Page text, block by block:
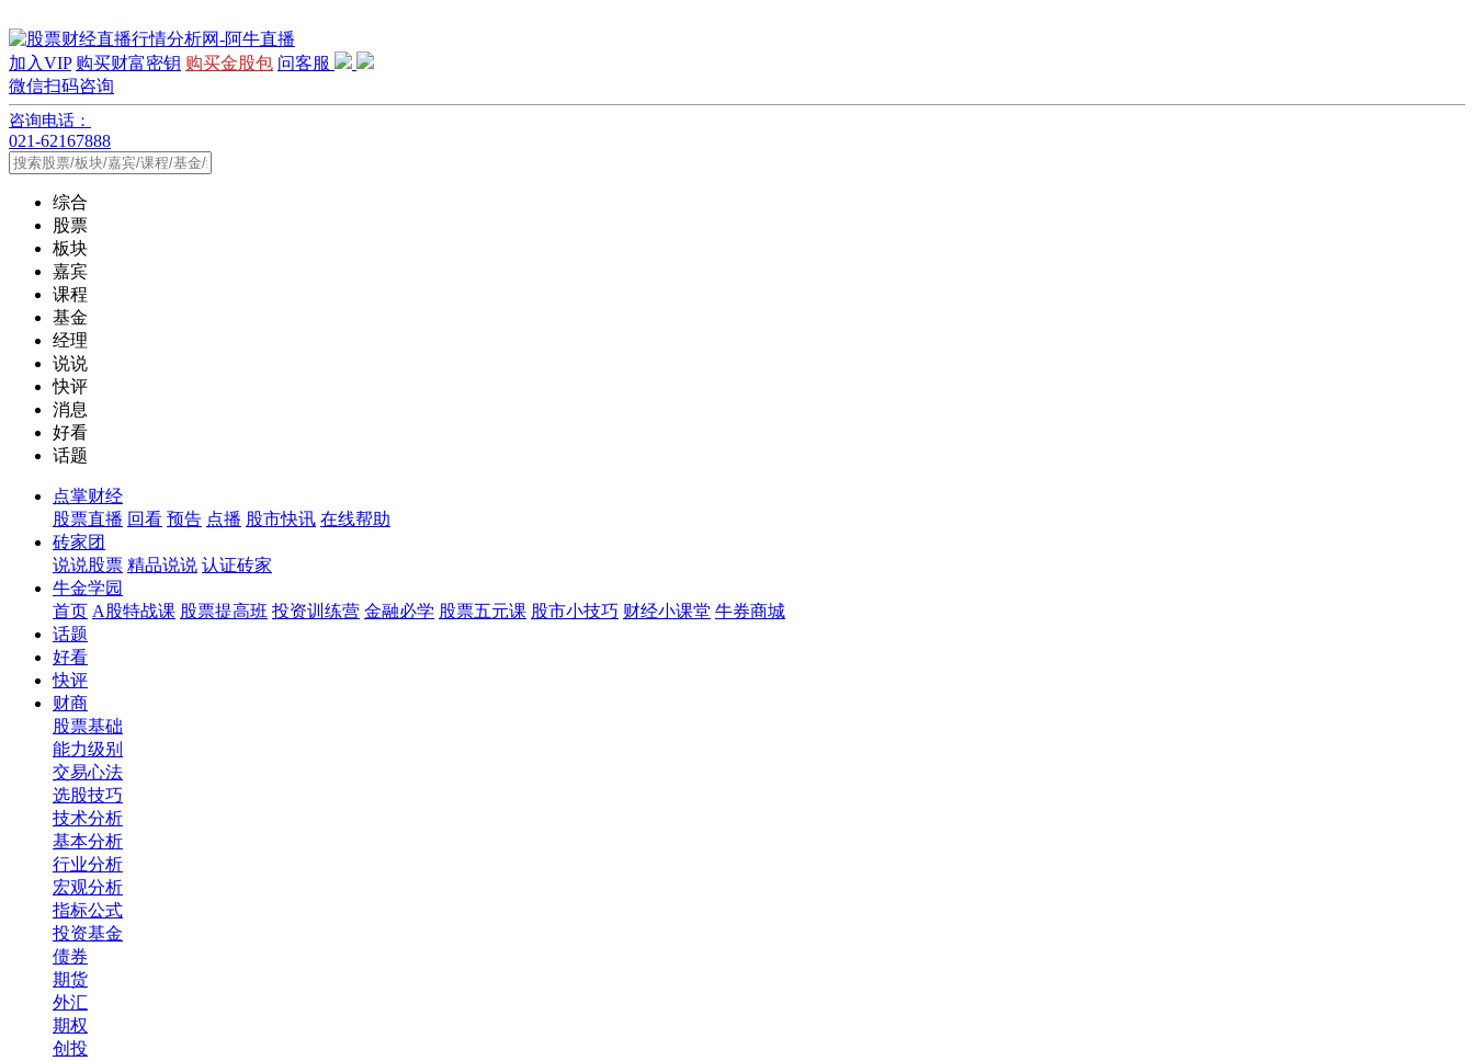
加入VIP 购买财富密钥 购买金股包 问客服
微信扫码咨询
咨询电话：
021-62167888
综合
股票
板块
嘉宾
课程
基金
经理
说说
快评
消息
好看
话题
点掌财经
股票直播 回看 预告 点播 股市快讯 在线帮助
砖家团
说说股票 精品说说 认证砖家
牛金学园
首页 A股特战课 股票提高班 投资训练营 金融必学 股票五元课 股市小技巧 财经小课堂 牛券商城
话题
好看
快评
财商
股票基础
能力级别
交易心法
选股技巧
技术分析
基本分析
行业分析
宏观分析
指标公式
投资基金
债券
期货
外汇
期权
创投